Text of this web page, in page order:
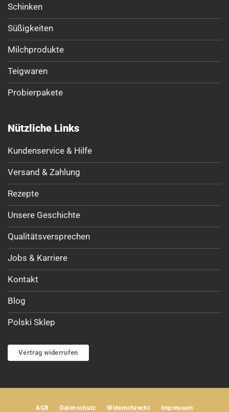
Schinken
Süßigkeiten
Milchprodukte
Teigwaren
Probierpakete
Nützliche Links
Kundenservice & Hilfe
Versand & Zahlung
Rezepte
Unsere Geschichte
Qualitätsversprechen
Jobs & Karriere
Kontakt
Blog
Polski Sklep
Vertrag widerrufen
AGB Datenschutz Widerrufsrecht Impressum